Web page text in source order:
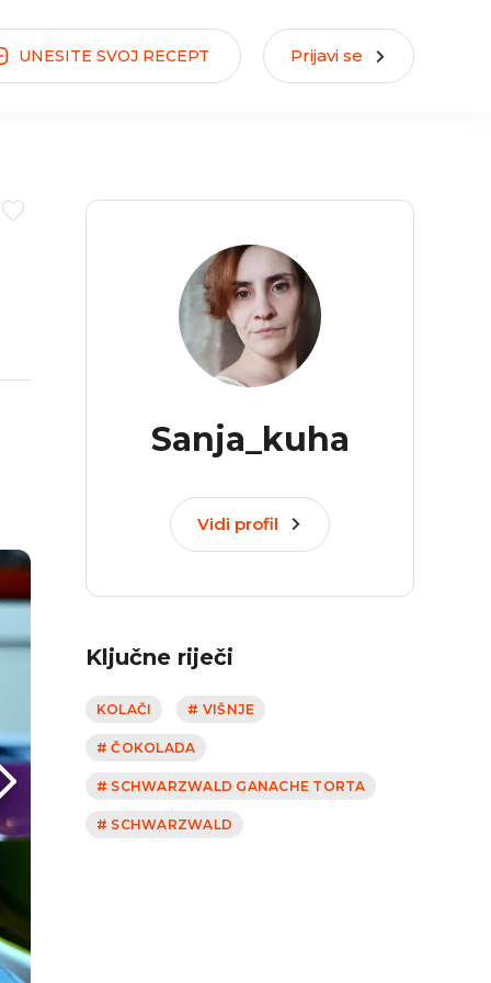
UNESITE SVOJ RECEPT Prijavi se
Sanja_kuha
Vidi profil
Ključne riječi
KOLAČI # VIŠNJE
# ČOKOLADA
# SCHWARZWALD GANACHE TORTA
# SCHWARZWALD